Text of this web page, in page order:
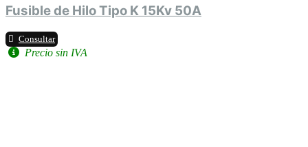
Fusible de Hilo Tipo K 15Kv 50A
Consultar
Precio sin IVA